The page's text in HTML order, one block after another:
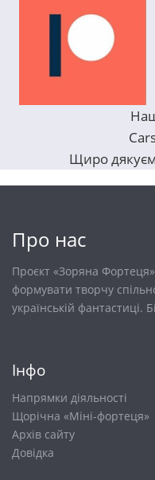
Щиро
Про нас
Проєкт «Зоряна
формувати творчу
українській фантастиці.
Інфо
Напрямки діяльності
Щорічна «Міні-фортеця»
Архів сайту
Довiдка